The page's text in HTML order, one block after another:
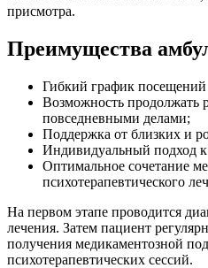
присмотра.
Преимущества
Гибкий график посещений
Возможность продолжать
повседневными делами;
Поддержка от близких и
Индивидуальный подход
Оптимальное сочетание
психотерапевтического
На первом этапе проводится
лечения. Затем пациент
получения медикаментозной
психотерапевтических сессий.